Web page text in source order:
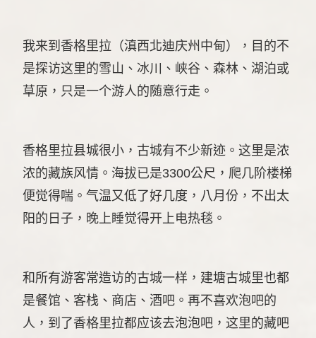
我来到香格里拉（滇西北迪庆州中甸），目的不
是探访这里的雪山、冰川、峡谷、森林、湖泊或
草原，只是一个游人的随意行走。
香格里拉县城很小，古城有不少新迹。这里是浓
浓的藏族风情。海拔已是3300公尺，爬几阶楼梯
便觉得喘。气温又低了好几度，八月份，不出太
阳的日子，晚上睡觉得开上电热毯。
和所有游客常造访的古城一样，建塘古城里也都
是餐馆、客栈、商店、酒吧。再不喜欢泡吧的
人，到了香格里拉都应该去泡泡吧，这里的藏吧